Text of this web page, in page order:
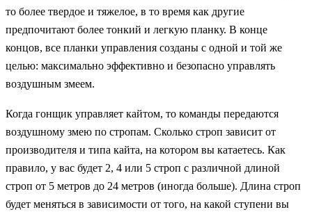
то более твердое и тяжелое, в то время как другие
предпочитают более тонкий и легкую планку. В конце
концов, все планки управления созданы с одной и той же
целью: максимально эффективно и безопасно управлять
воздушным змеем.
Когда гонщик управляет кайтом, то команды передаются
воздушному змею по стропам. Сколько строп зависит от
производителя и типа кайта, на котором вы катаетесь. Как
правило, у вас будет 2, 4 или 5 строп с различной длиной
строп от 5 метров до 24 метров (иногда больше). Длина строп
будет меняться в зависимости от того, на какой ступени вы